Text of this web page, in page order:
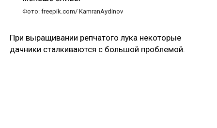
Фото: freepik.com/ KamranAydinov
При выращивании репчатого лука некоторые
дачники сталкиваются с большой проблемой.